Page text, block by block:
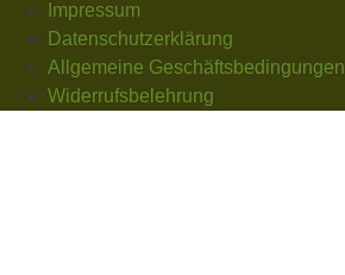
Impressum
Datenschutzerklärung
Allgemeine Geschäftsbedingungen
Widerrufsbelehrung